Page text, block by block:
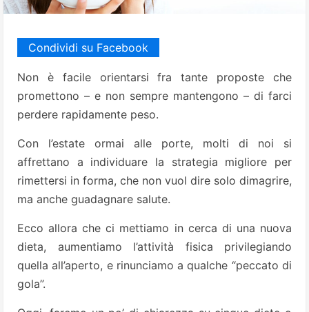
Condividi su Facebook
Non è facile orientarsi fra tante proposte che
promettono – e non sempre mantengono – di farci
perdere rapidamente peso.
Con l’estate ormai alle porte, molti di noi si
affrettano a individuare la strategia migliore per
rimettersi in forma, che non vuol dire solo dimagrire,
ma anche guadagnare salute.
Ecco allora che ci mettiamo in cerca di una nuova
dieta, aumentiamo l’attività fisica privilegiando
quella all’aperto, e rinunciamo a qualche “peccato di
gola”.